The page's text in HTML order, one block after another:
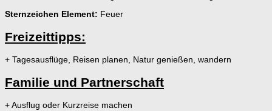
Sternzeichen Element: Feuer
Freizeittipps:
+ Tagesausflüge, Reisen planen, Natur genießen, wandern
Familie und Partnerschaft
+ Ausflug oder Kurzreise machen